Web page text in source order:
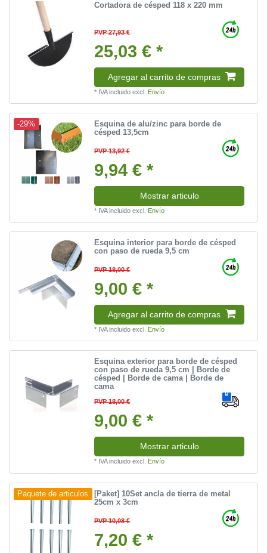
Cortadora de césped 118 x 220 mm
PVP 27,93 €
25,03 € *
Agregar al carrito de compras
* IVA incluido excl. Envío
-29%
Esquina de alu/zinc para borde de
césped 13,5cm
PVP 13,92 €
9,94 € *
Mostrar articulo
* IVA incluido excl. Envío
Esquina interior para borde de césped
con paso de rueda 9,5 cm
PVP 18,00 €
9,00 € *
Agregar al carrito de compras
* IVA incluido excl. Envío
Esquina exterior para borde de césped
con paso de rueda 9,5 cm | Borde de
césped | Borde de cama | Borde de
cama
PVP 18,00 €
9,00 € *
Mostrar articulo
* IVA incluido excl. Envío
Paquete de articulos
[Paket] 10Set ancla de tierra de metal
25cm x 3cm
PVP 10,08 €
7,20 € *